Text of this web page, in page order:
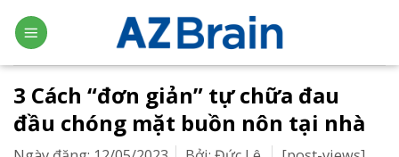
Skip
to
content
3 Cách “đơn giản” tự chữa đau
đầu chóng mặt buồn nôn tại nhà